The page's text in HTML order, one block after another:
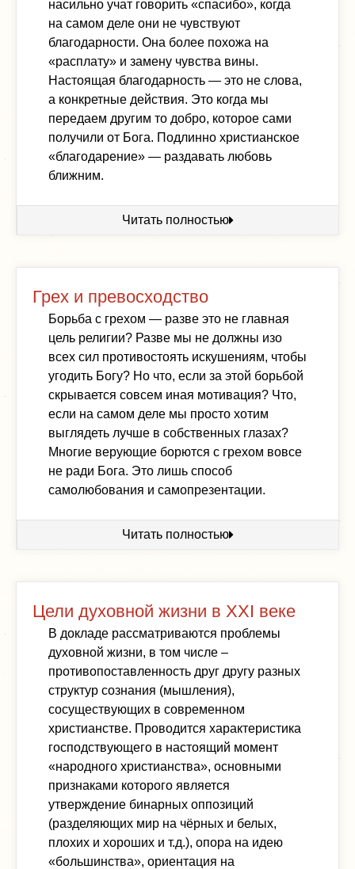
насильно учат говорить «спасибо», когда
на самом деле они не чувствуют
благодарности. Она более похожа на
«расплату» и замену чувства вины.
Настоящая благодарность — это не слова,
а конкретные действия. Это когда мы
передаем другим то добро, которое сами
получили от Бога. Подлинно христианское
«благодарение» — раздавать любовь
ближним.
Читать полностью
Грех и превосходство
Борьба с грехом — разве это не главная
цель религии? Разве мы не должны изо
всех сил противостоять искушениям, чтобы
угодить Богу? Но что, если за этой борьбой
скрывается совсем иная мотивация? Что,
если на самом деле мы просто хотим
выглядеть лучше в собственных глазах?
Многие верующие борются с грехом вовсе
не ради Бога. Это лишь способ
самолюбования и самопрезентации.
Читать полностью
Цели духовной жизни в XXI веке
В докладе рассматриваются проблемы
духовной жизни, в том числе –
противопоставленность друг другу разных
структур сознания (мышления),
сосуществующих в современном
христианстве. Проводится характеристика
господствующего в настоящий момент
«народного христианства», основными
признаками которого является
утверждение бинарных оппозиций
(разделяющих мир на чёрных и белых,
плохих и хороших и т.д.), опора на идею
«большинства», ориентация на